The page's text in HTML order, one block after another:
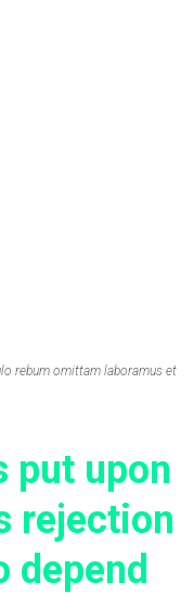
rebum omittam laboramus et
put upon
rejection
depend